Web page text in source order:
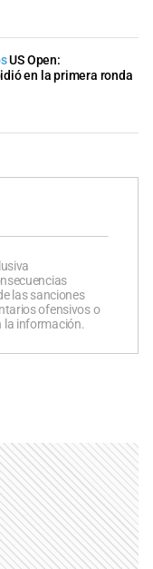
US Open:
en la primera ronda
las sanciones
ofensivos o
la información.